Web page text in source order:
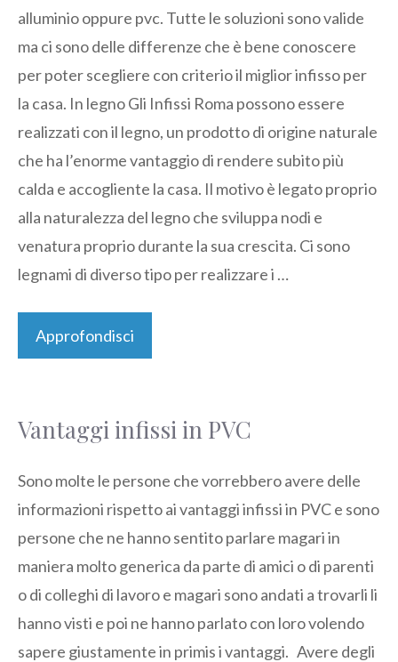
alluminio oppure pvc. Tutte le soluzioni sono valide
ma ci sono delle differenze che è bene conoscere
per poter scegliere con criterio il miglior infisso per
la casa. In legno Gli Infissi Roma possono essere
realizzati con il legno, un prodotto di origine naturale
che ha l’enorme vantaggio di rendere subito più
calda e accogliente la casa. Il motivo è legato proprio
alla naturalezza del legno che sviluppa nodi e
venatura proprio durante la sua crescita. Ci sono
legnami di diverso tipo per realizzare i …
Approfondisci
Vantaggi infissi in PVC
Sono molte le persone che vorrebbero avere delle
informazioni rispetto ai vantaggi infissi in PVC e sono
persone che ne hanno sentito parlare magari in
maniera molto generica da parte di amici o di parenti
o di colleghi di lavoro e magari sono andati a trovarli li
hanno visti e poi ne hanno parlato con loro volendo
sapere giustamente in primis i vantaggi. Avere degli